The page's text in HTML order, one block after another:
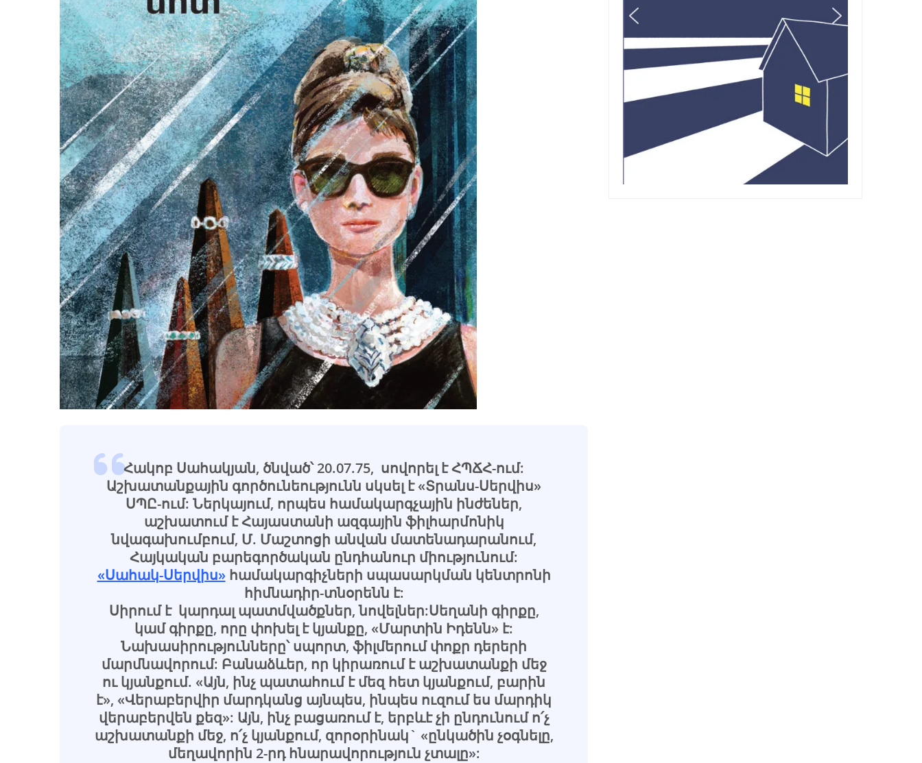
Հակոբ Սահակյան, ծնված՝ 20.07.75, սովորել է ՀՊՃՀ-ում:
Աշխատանքային գործունեությունն սկսել է «Տրանս-Սերվիս»
ՍՊԸ-ում: Ներկայում, որպես համակարգչային ինժեներ,
աշխատում է Հայաստանի ազգային ֆիլհարմոնիկ
նվագախումբում, Մ. Մաշտոցի անվան մատենադարանում,
Հայկական բարեգործական ընդհանուր միությունում:
«Սահակ-Սերվիս»համակարգիչների սպասարկման կենտրոնի
հիմնադիր-տնօրենն է:
Սիրում է կարդալ պատմվածքներ, նովելներ:Սեղանի գիրքը,
կամ գիրքը, որը փոխել է կյանքը, «Մարտին Իդենն» է:
Նախասիրությունները՝ սպորտ, ֆիլմերում փոքր դերերի
մարմնավորում: Բանաձևեր, որ կիրառում է աշխատանքի մեջ
ու կյանքում. «Այն, ինչ պատահում է մեզ հետ կյանքում, բարին
է», «Վերաբերվիր մարդկանց այնպես, ինպես ուզում ես մարդիկ
վերաբերվեն քեզ»: Այն, ինչ բացառում է, երբևէ չի ընդունում ո՛չ
աշխատանքի մեջ, ո՛չ կյանքում, զորօրինակ` «ընկածին չօգնելը,
մեղավորին 2-րդ հնարավորություն չտալը»: